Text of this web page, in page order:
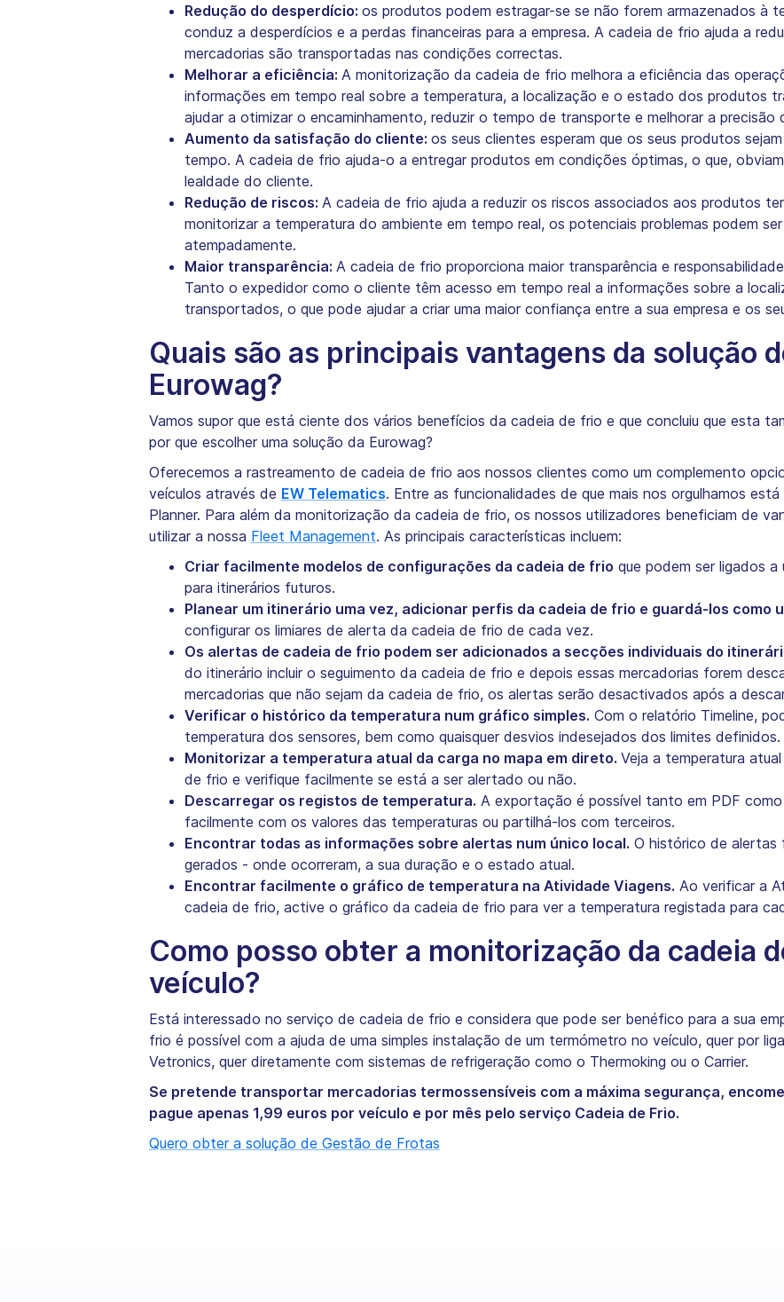
Redução do desperdício: os produtos podem estragar-se se não forem armazenados à
conduz a desperdícios e a perdas financeiras para a empresa. A cadeia de frio ajuda a
mercadorias são transportadas nas condições correctas.
Melhorar a eficiência: A monitorização da cadeia de frio melhora a eficiência das
informações em tempo real sobre a temperatura, a localização e o estado dos produtos
ajudar a otimizar o encaminhamento, reduzir o tempo de transporte e melhorar a precisão
Aumento da satisfação do cliente: os seus clientes esperam que os seus produtos
tempo. A cadeia de frio ajuda-o a entregar produtos em condições óptimas, o que,
lealdade do cliente.
Redução de riscos: A cadeia de frio ajuda a reduzir os riscos associados aos produtos
monitorizar a temperatura do ambiente em tempo real, os potenciais problemas podem
atempadamente.
Maior transparência: A cadeia de frio proporciona maior transparência e
Tanto o expedidor como o cliente têm acesso em tempo real a informações sobre a
transportados, o que pode ajudar a criar uma maior confiança entre a sua empresa e os
Quais são as principais vantagens da solução
Eurowag?
Vamos supor que está ciente dos vários benefícios da cadeia de frio e que concluiu que esta
por que escolher uma solução da Eurowag?
Oferecemos a rastreamento de cadeia de frio aos nossos clientes como um complemento
veículos através de EW Telematics. Entre as funcionalidades de que mais nos orgulhamos
Planner. Para além da monitorização da cadeia de frio, os nossos utilizadores beneficiam de
utilizar a nossa Fleet Management. As principais características incluem:
Criar facilmente modelos de configurações da cadeia de frio que podem ser ligados
para itinerários futuros.
Planear um itinerário uma vez, adicionar perfis da cadeia de frio e guardá-los como
configurar os limiares de alerta da cadeia de frio de cada vez.
Os alertas de cadeia de frio podem ser adicionados a secções individuais do
do itinerário incluir o seguimento da cadeia de frio e depois essas mercadorias forem
mercadorias que não sejam da cadeia de frio, os alertas serão desactivados após a
Verificar o histórico da temperatura num gráfico simples. Com o relatório Timeline,
temperatura dos sensores, bem como quaisquer desvios indesejados dos limites definidos.
Monitorizar a temperatura atual da carga no mapa em direto. Veja a temperatura
de frio e verifique facilmente se está a ser alertado ou não.
Descarregar os registos de temperatura. A exportação é possível tanto em PDF
facilmente com os valores das temperaturas ou partilhá-los com terceiros.
Encontrar todas as informações sobre alertas num único local. O histórico de alertas
gerados - onde ocorreram, a sua duração e o estado atual.
Encontrar facilmente o gráfico de temperatura na Atividade Viagens. Ao verificar a
cadeia de frio, active o gráfico da cadeia de frio para ver a temperatura registada para
Como posso obter a monitorização da cadeia
veículo?
Está interessado no serviço de cadeia de frio e considera que pode ser benéfico para a sua
frio é possível com a ajuda de uma simples instalação de um termómetro no veículo, quer por
Vetronics, quer diretamente com sistemas de refrigeração como o Thermoking ou o Carrier.
Se pretende transportar mercadorias termossensíveis com a máxima segurança,
pague apenas 1,99 euros por veículo e por mês pelo serviço Cadeia de Frio.
Quero obter a solução de Gestão de Frotas